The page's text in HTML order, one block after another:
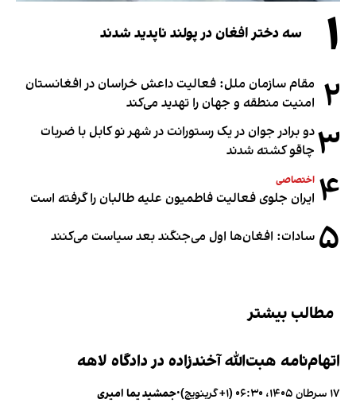
۱ سه دختر افغان در پولند ناپدید شدند
۲ مقام سازمان ملل: فعالیت داعش خراسان در افغانستان
امنیت منطقه و جهان را تهدید می‌کند
۳دو برادر جوان در یک رستورانت در شهر نو کابل با ضربات
چاقو کشته شدند
۴ اختصاصی
ایران جلوی فعالیت فاطمیون علیه طالبان را گرفته است
۵ سادات: افغان‌ها اول می‌جنگند بعد سیاست می‌کنند
مطالب بیشتر
اتهام‌نامه هبت‌الله آخندزاده در دادگاه لاهه
۱۷ سرطان ۱۴۰۵، ۰۶:۳۰ (‎+۱ گرینویچ) •جمشید یما امیری